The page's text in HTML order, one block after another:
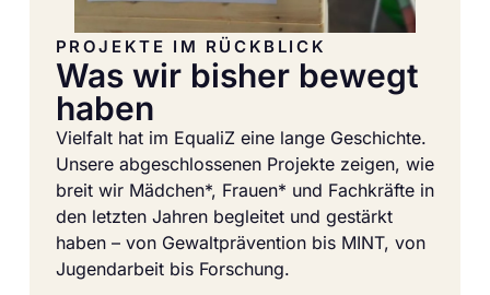
PROJEKTE IM RÜCKBLICK
Was wir bisher bewegt
haben
Vielfalt hat im EqualiZ eine lange Geschichte.
Unsere abgeschlossenen Projekte zeigen, wie
breit wir Mädchen*, Frauen* und Fachkräfte in
den letzten Jahren begleitet und gestärkt
haben – von Gewaltprävention bis MINT, von
Jugendarbeit bis Forschung.